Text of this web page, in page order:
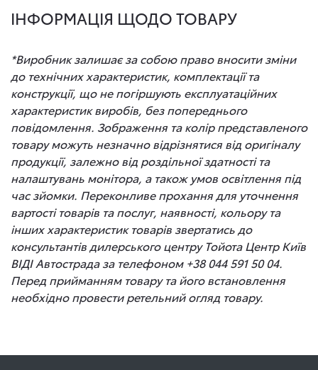
ІНФОРМАЦІЯ ЩОДО ТОВАРУ
*Виробник залишає за собою право вносити зміни
до технічних характеристик, комплектації та
конструкції, що не погіршують експлуатаційних
характеристик виробів, без попереднього
повідомлення. Зображення та колір представленого
товару можуть незначно відрізнятися від оригіналу
продукції, залежно від роздільної здатності та
налаштувань монітора, а також умов освітлення під
час зйомки. Переконливе прохання для уточнення
вартості товарів та послуг, наявності, кольору та
інших характеристик товарів звертатись до
консультантів дилерського центру Тойота Центр Київ
ВІДІ Автострада за телефоном +38 044 591 50 04.
Перед прийманням товару та його встановлення
необхідно провести ретельний огляд товару.